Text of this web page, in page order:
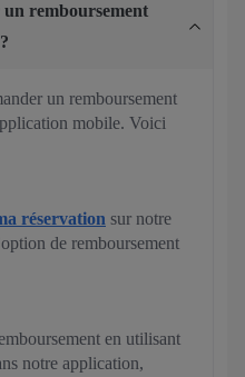
remboursement
un remboursement
mobile. Voici
réservation sur notre
de remboursement
en utilisant
notre application,